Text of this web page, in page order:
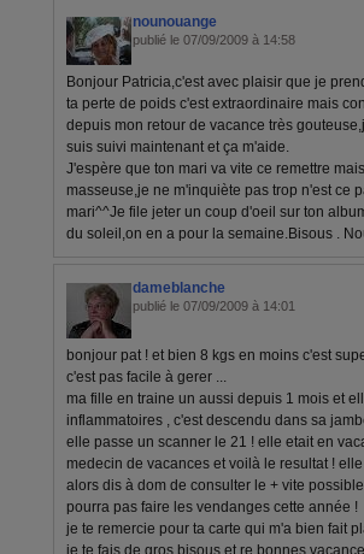
nounouange
publié le 07/09/2009 à 14:58
Bonjour Patricia,c'est avec plaisir que je
ta perte de poids c'est extraordinaire mais
depuis mon retour de vacance très
suis suivi maintenant et ça m'aide.
J'espère que ton mari va vite ce remettre
masseuse,je ne m'inquiète pas trop n'est ce
mari^^Je file jeter un coup d'oeil sur ton
du soleil,on en a pour la semaine.Bisous .
dameblanche
publié le 07/09/2009 à 14:01
bonjour pat ! et bien 8 kgs en moins c'est
c'est pas facile à gerer ...
ma fille en traine un aussi depuis 1 mois et
inflammatoires , c'est descendu dans sa
elle passe un scanner le 21 ! elle etait en
medecin de vacances et voilà le resultat !
alors dis à dom de consulter le + vite
pourra pas faire les vendanges cette année !
je te remercie pour ta carte qui m'a bien fait
je te fais de gros bisous et re bonnes